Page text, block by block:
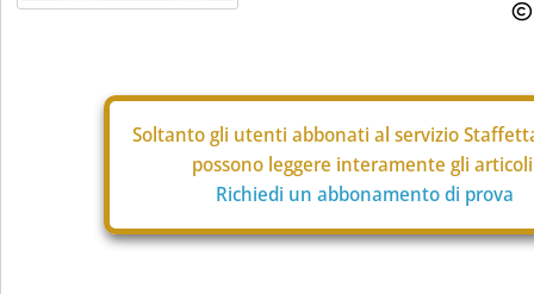
Soltanto gli utenti abbonati al servizio
possono leggere interamente gli
Richiedi un abbonamento di prova